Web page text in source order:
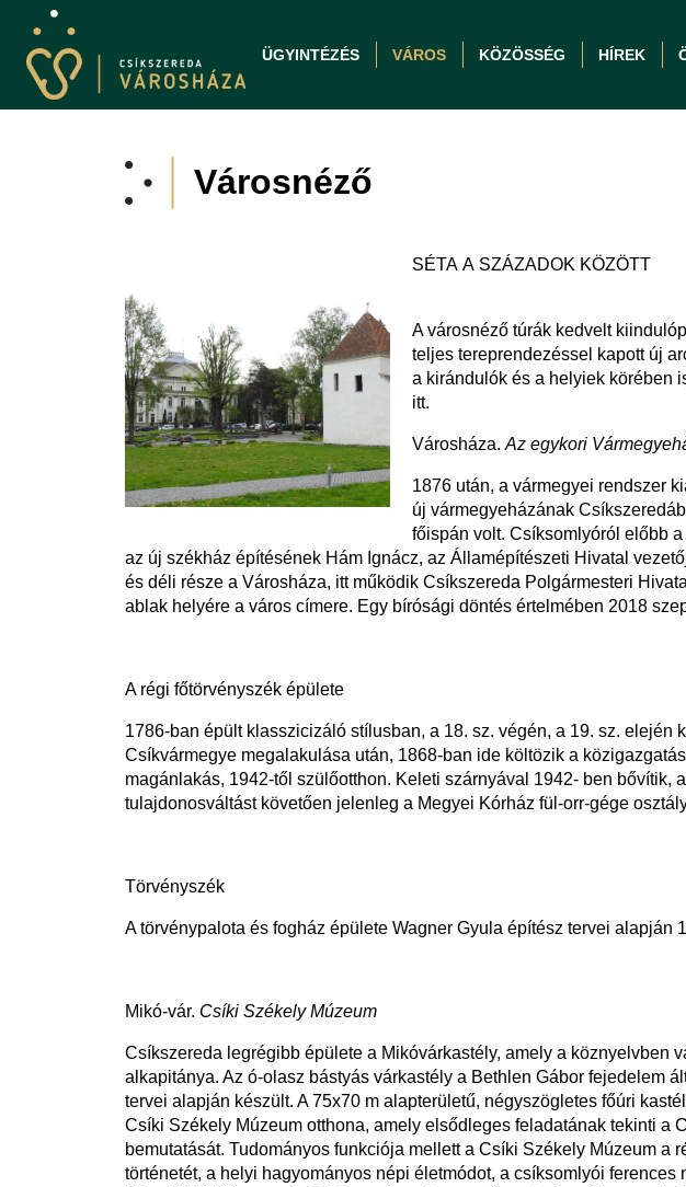
ÜGYINTÉZÉS VÁROS KÖZÖSSÉG HÍREK
Városnéző
SÉTA A SZÁZADOK KÖZÖTT
A városnéző túrák kedvelt
teljes tereprendezéssel kapott új
a kirándulók és a helyiek körében
itt.
Városháza. Az egykori
1876 után, a vármegyei rendszer
új vármegyeházának
főispán volt. Csíksomlyóról előbb
az új székház építésének Hám Ignácz, az Államépítészeti Hivatal
és déli része a Városháza, itt működik Csíkszereda Polgármesteri
ablak helyére a város címere. Egy bírósági döntés értelmében 2018
A régi főtörvényszék épülete
1786-ban épült klasszicizáló stílusban, a 18. sz. végén, a 19. sz.
Csíkvármegye megalakulása után, 1868-ban ide költözik a
magánlakás, 1942-től szülőotthon. Keleti szárnyával 1942- ben
tulajdonosváltást követően jelenleg a Megyei Kórház fül-orr-gége
Törvényszék
A törvénypalota és fogház épülete Wagner Gyula építész tervei alapján
Mikó-vár. Csíki Székely Múzeum
Csíkszereda legrégibb épülete a Mikóvárkastély, amely a köznyelvben
alkapitánya. Az ó-olasz bástyás várkastély a Bethlen Gábor fejedelem
tervei alapján készült. A 75x70 m alapterületű, négyszögletes főúri
Csíki Székely Múzeum otthona, amely elsődleges feladatának tekinti a
bemutatását. Tudományos funkciója mellett a Csíki Székely Múzeum
történetét, a helyi hagyományos népi életmódot, a csíksomlyói